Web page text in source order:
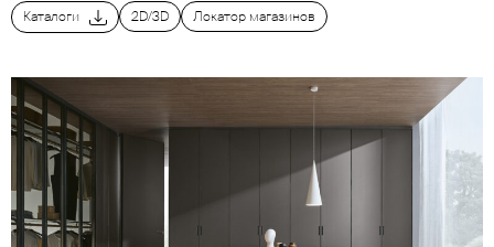
Каталоги 2D/3D Локатор магазинов